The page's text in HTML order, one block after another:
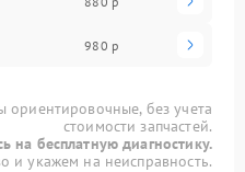
980 р
ориентировочные, без учета
стоимости запчастей.
на бесплатную диагностику.
и укажем на неисправность.